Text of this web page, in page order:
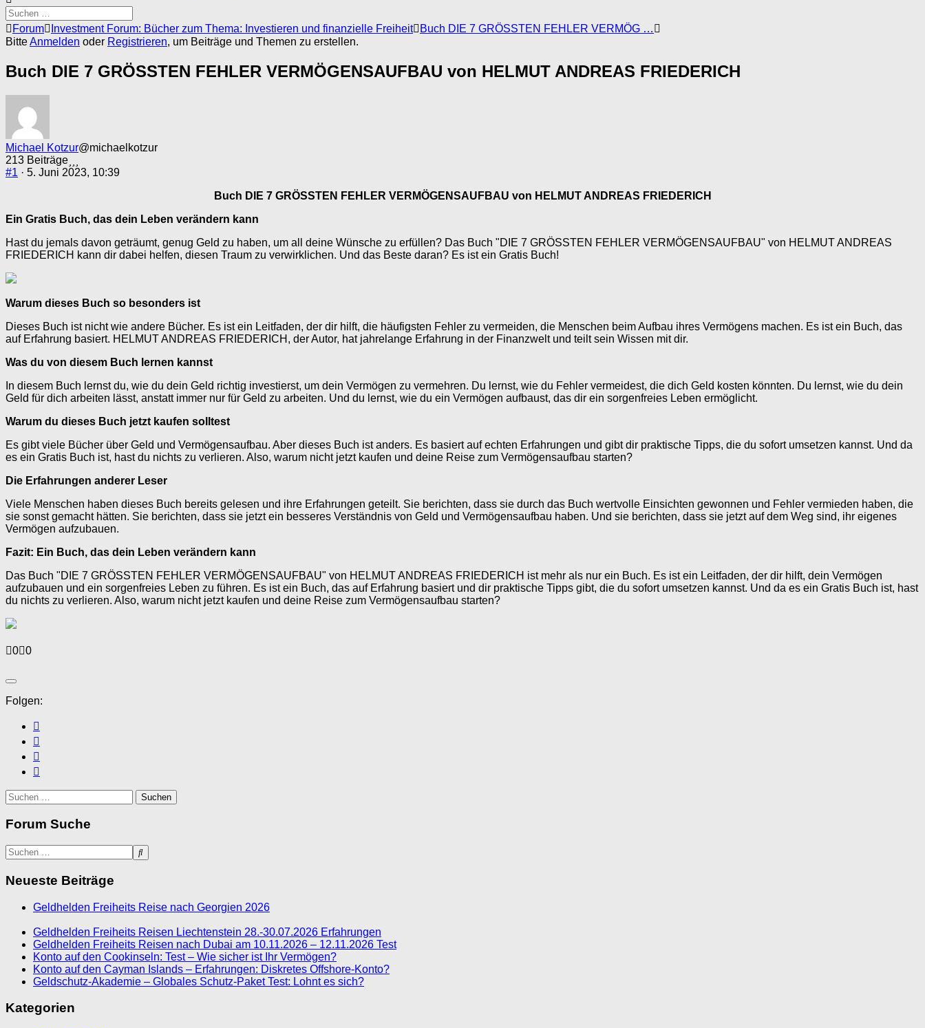
Forum-
Breadcrumbs
Du
bist
Forum Investment Forum: Bücher zum Thema: Investieren und finanzielle Freiheit
Buch DIE 7 GRÖSSTEN FEHLER VERMÖG …
BitteAnmelden oder Registrieren, um Beiträge und Themen zu erstellen.
Buch DIE 7 GRÖSSTEN FEHLER VERMÖGENSAUFBAU von HELMUT ANDREAS FRIEDERICH
Michael Kotzur@michaelkotzur
213 Beiträge
#1 · 5. Juni 2023, 10:39
Buch DIE 7 GRÖSSTEN FEHLER VERMÖGENSAUFBAU von HELMUT ANDREAS FRIEDERICH
Ein Gratis Buch, das dein Leben verändern kann
Hast du jemals davon geträumt, genug Geld zu haben, um all deine Wünsche zu erfüllen? Das Buch "DIE 7 GRÖSSTEN FEHLER VERMÖGENSAUFBAU" von HELMUT ANDREAS
FRIEDERICH kann dir dabei helfen, diesen Traum zu verwirklichen. Und das Beste daran? Es ist ein Gratis Buch!
Warum dieses Buch so besonders ist
Dieses Buch ist nicht wie andere Bücher. Es ist ein Leitfaden, der dir hilft, die häufigsten Fehler zu vermeiden, die Menschen beim Aufbau ihres Vermögens machen. Es ist ein Buch, das
auf Erfahrung basiert. HELMUT ANDREAS FRIEDERICH, der Autor, hat jahrelange Erfahrung in der Finanzwelt und teilt sein Wissen mit dir.
Was du von diesem Buch lernen kannst
In diesem Buch lernst du, wie du dein Geld richtig investierst, um dein Vermögen zu vermehren. Du lernst, wie du Fehler vermeidest, die dich Geld kosten könnten. Du lernst, wie du dein
Geld für dich arbeiten lässt, anstatt immer nur für Geld zu arbeiten. Und du lernst, wie du ein Vermögen aufbaust, das dir ein sorgenfreies Leben ermöglicht.
Warum du dieses Buch jetzt kaufen solltest
Es gibt viele Bücher über Geld und Vermögensaufbau. Aber dieses Buch ist anders. Es basiert auf echten Erfahrungen und gibt dir praktische Tipps, die du sofort umsetzen kannst. Und da
es ein Gratis Buch ist, hast du nichts zu verlieren. Also, warum nicht jetzt kaufen und deine Reise zum Vermögensaufbau starten?
Die Erfahrungen anderer Leser
Viele Menschen haben dieses Buch bereits gelesen und ihre Erfahrungen geteilt. Sie berichten, dass sie durch das Buch wertvolle Einsichten gewonnen und Fehler vermieden haben, die
sie sonst gemacht hätten. Sie berichten, dass sie jetzt ein besseres Verständnis von Geld und Vermögensaufbau haben. Und sie berichten, dass sie jetzt auf dem Weg sind, ihr eigenes
Vermögen aufzubauen.
Fazit: Ein Buch, das dein Leben verändern kann
Das Buch "DIE 7 GRÖSSTEN FEHLER VERMÖGENSAUFBAU" von HELMUT ANDREAS FRIEDERICH ist mehr als nur ein Buch. Es ist ein Leitfaden, der dir hilft, dein Vermögen
aufzubauen und ein sorgenfreies Leben zu führen. Es ist ein Buch, das auf Erfahrung basiert und dir praktische Tipps gibt, die du sofort umsetzen kannst. Und da es ein Gratis Buch ist, hast
du nichts zu verlieren. Also, warum nicht jetzt kaufen und deine Reise zum Vermögensaufbau starten?
Anklicken
nach
unten.
0 Anklicken
oben.
0
Folgen:
Suchen
nach:
Forum Suche
Neueste Beiträge
Geldhelden Freiheits Reise nach Georgien 2026
Geldhelden Freiheits Reisen Liechtenstein 28.-30.07.2026 Erfahrungen
Geldhelden Freiheits Reisen nach Dubai am 10.11.2026 – 12.11.2026 Test
Konto auf den Cookinseln: Test – Wie sicher ist Ihr Vermögen?
Konto auf den Cayman Islands – Erfahrungen: Diskretes Offshore-Konto?
Geldschutz-Akademie – Globales Schutz-Paket Test: Lohnt es sich?
Kategorien